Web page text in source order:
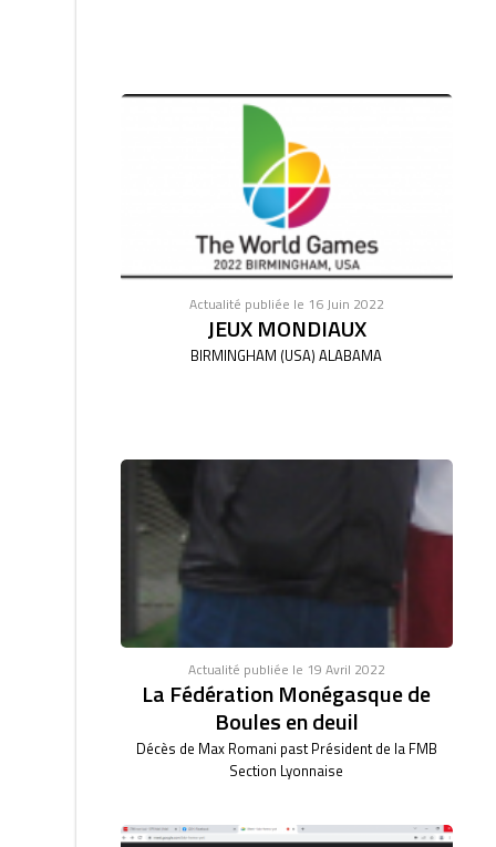
Actualité publiée le 16 Juin 2022
JEUX MONDIAUX
BIRMINGHAM (USA) ALABAMA
Actualité publiée le 19 Avril 2022
La Fédération Monégasque de
Boules en deuil
Décès de Max Romani past Président de la FMB
Section Lyonnaise